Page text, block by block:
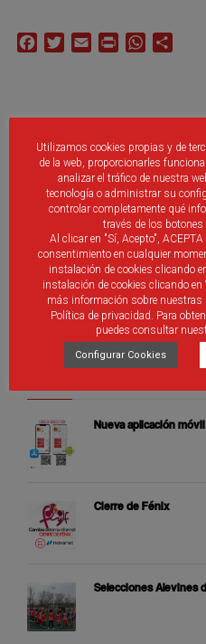
FacebookTwitterEmail Print WhatsApp
Debes seridentificadointroducir
Nueva aplicación móvil
Cierre de Fénix
Selecciones Alevines
Utilizamos cookies propias y de
de la web, proporcionarles
analizar el tráfico de nuestra
tecnología o administrar su
controlar completamente qué
través de los
Al clicar en "Sí, Acepto",
consentimiento en cualquier
instalación de cookies clicando
instalación de cookies clicando en
más información sobre
Política de privacidad. Para
puedes consultar
Configurar Cookies